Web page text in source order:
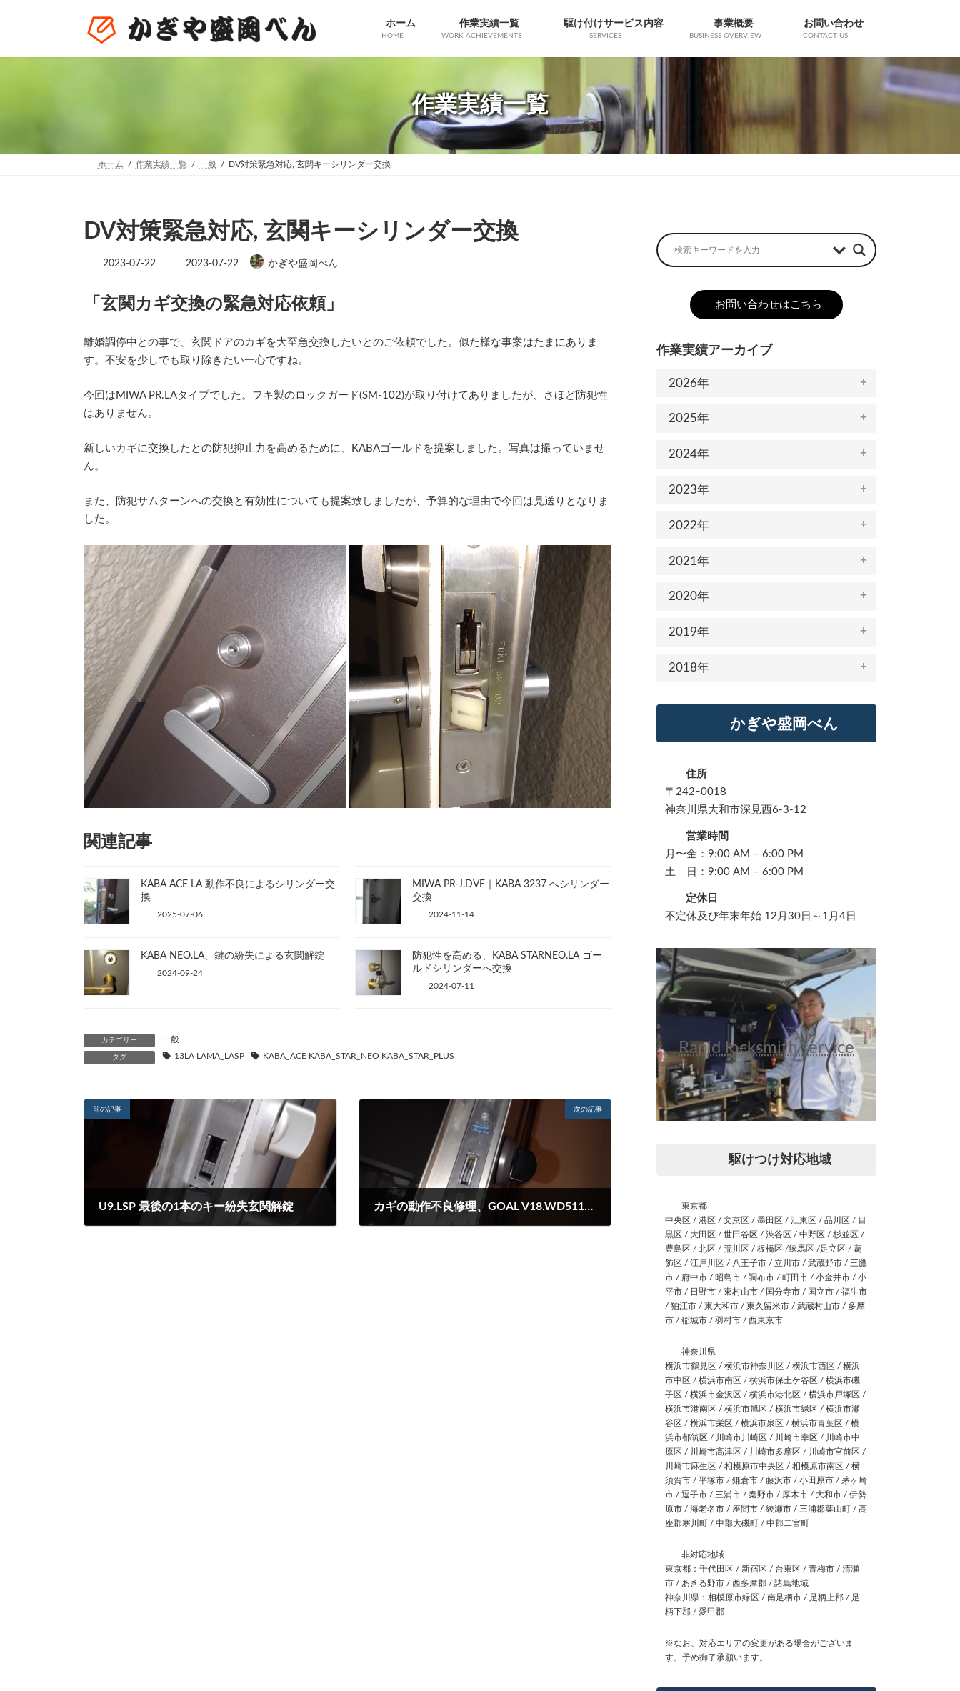
ホーム
HOME
作業実績一覧
WORK ACHIEVEMENTS
駆け付けサービス内容
SERVICES
事業概要
BUSINESS OVERVIEW
お問い合わせ
CONTACT US
作業実績一覧
ホーム 作業実績一覧 一般 DV対策緊急対応, 玄関キーシリンダー交換
DV対策緊急対応, 玄関キーシリンダー交換
2023-07-22
最
新
日
2023-07-22 かぎや盛岡べん
「玄関カギ交換の緊急対応依頼」
離婚調停中との事で、玄関ドアのカギを大至急交換したいとのご依頼でした。似た様な事案はたまにありま
す。不安を少しでも取り除きたい一心ですね。
今回はMIWA PR.LAタイプでした。フキ製のロックガード(SM-102)が取り付けてありましたが、さほど防犯性
はありません。
新しいカギに交換したとの防犯抑止力を高めるために、KABAゴールドを提案しました。写真は撮っていませ
ん。
また、防犯サムターンへの交換と有効性についても提案致しましたが、予算的な理由で今回は見送りとなりま
した。
関連記事
KABA ACE LA 動作不良によるシリンダー交
換
2025-07-06
MIWA PR-J.DVF｜KABA 3237 へシリンダー
交換
2024-11-14
KABA NEO.LA、鍵の紛失による玄関解錠
2024-09-24
防犯性を高める、KABA STARNEO.LA ゴー
ルドシリンダーへ交換
2024-07-11
カテゴリー 一般
タグ 13LA LAMA_LASP KABA_ACE KABA_STAR_NEO KABA_STAR_PLUS
前の記事
U9.LSP 最後の1本のキー紛失玄関解錠
次の記事
カギの動作不良修理、GOAL V18.WD5119-STK ×2
お問い合わせはこちら
作業実績アーカイブ
2026年
2025年
2024年
2023年
2022年
2021年
2020年
2019年
2018年
かぎや盛岡べん
住所
〒242ｰ0018
神奈川県大和市深見西6-3-12
営業時間
月〜金：9:00 AM – 6:00 PM
土 日：9:00 AM – 6:00 PM
定休日
不定休及び年末年始 12月30日～1月4日
Rapid locksmith service
駆けつけ対応地域
東京都
中央区 / 港区 / 文京区 / 墨田区 / 江東区 / 品川区 / 目
黒区 / 大田区 / 世田谷区 / 渋谷区 / 中野区 / 杉並区 /
豊島区 / 北区 / 荒川区 / 板橋区 /練馬区 /足立区 / 葛
飾区 / 江戸川区 / 八王子市 / 立川市 / 武蔵野市 / 三鷹
市 / 府中市 / 昭島市 / 調布市 / 町田市 / 小金井市 / 小
平市 / 日野市 / 東村山市 / 国分寺市 / 国立市 / 福生市
/ 狛江市 / 東大和市 / 東久留米市 / 武蔵村山市 / 多摩
市 / 稲城市 / 羽村市 / 西東京市
神奈川県
横浜市鶴見区 / 横浜市神奈川区 / 横浜市西区 / 横浜
市中区 / 横浜市南区 / 横浜市保土ケ谷区 / 横浜市磯
子区 / 横浜市金沢区 / 横浜市港北区 / 横浜市戸塚区 /
横浜市港南区 / 横浜市旭区 / 横浜市緑区 / 横浜市瀬
谷区 / 横浜市栄区 / 横浜市泉区 / 横浜市青葉区 / 横
浜市都筑区 / 川崎市川崎区 / 川崎市幸区 / 川崎市中
原区 / 川崎市高津区 / 川崎市多摩区 / 川崎市宮前区 /
川崎市麻生区 / 相模原市中央区 / 相模原市南区 / 横
須賀市 / 平塚市 / 鎌倉市 / 藤沢市 / 小田原市 / 茅ヶ崎
市 / 逗子市 / 三浦市 / 秦野市 / 厚木市 / 大和市 / 伊勢
原市 / 海老名市 / 座間市 / 綾瀬市 / 三浦郡葉山町 / 高
座郡寒川町 / 中郡大磯町 / 中郡二宮町
非対応地域
東京都：千代田区 / 新宿区 / 台東区 / 青梅市 / 清瀬
市 / あきる野市 / 西多摩郡 / 諸島地域
神奈川県：相模原市緑区 / 南足柄市 / 足柄上郡 / 足
柄下郡 / 愛甲郡
※なお、対応エリアの変更がある場合がございま
す。予め御了承願います。